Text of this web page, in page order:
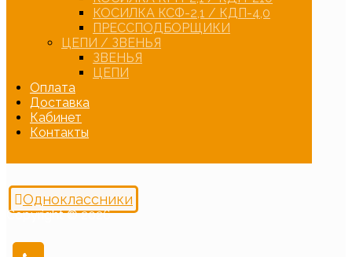
КОСИЛКА КСФ-2,1 / КДП-4,0
ПРЕССПОДБОРЩИКИ
ЦЕПИ / ЗВЕНЬЯ
ЗВЕНЬЯ
ЦЕПИ
Оплата
Доставка
Кабинет
Контакты
Одноклассники
Copyright © 2026